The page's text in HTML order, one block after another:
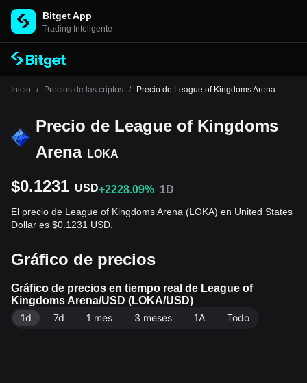
Bitget App
Trading Inteligente
Inicio / Precios de las criptos / Precio de League of Kingdoms Arena
Precio de League of Kingdoms
Arena
LOKA
$0.1231 USD+2228.09% 1D
El precio de League of Kingdoms Arena (LOKA) en United States
Dollar es $0.1231 USD.
Gráfico de precios
Gráfico de precios en tiempo real de League of
Kingdoms Arena/USD (LOKA/USD)
1d
7d 1 mes 3 meses 1A Todo